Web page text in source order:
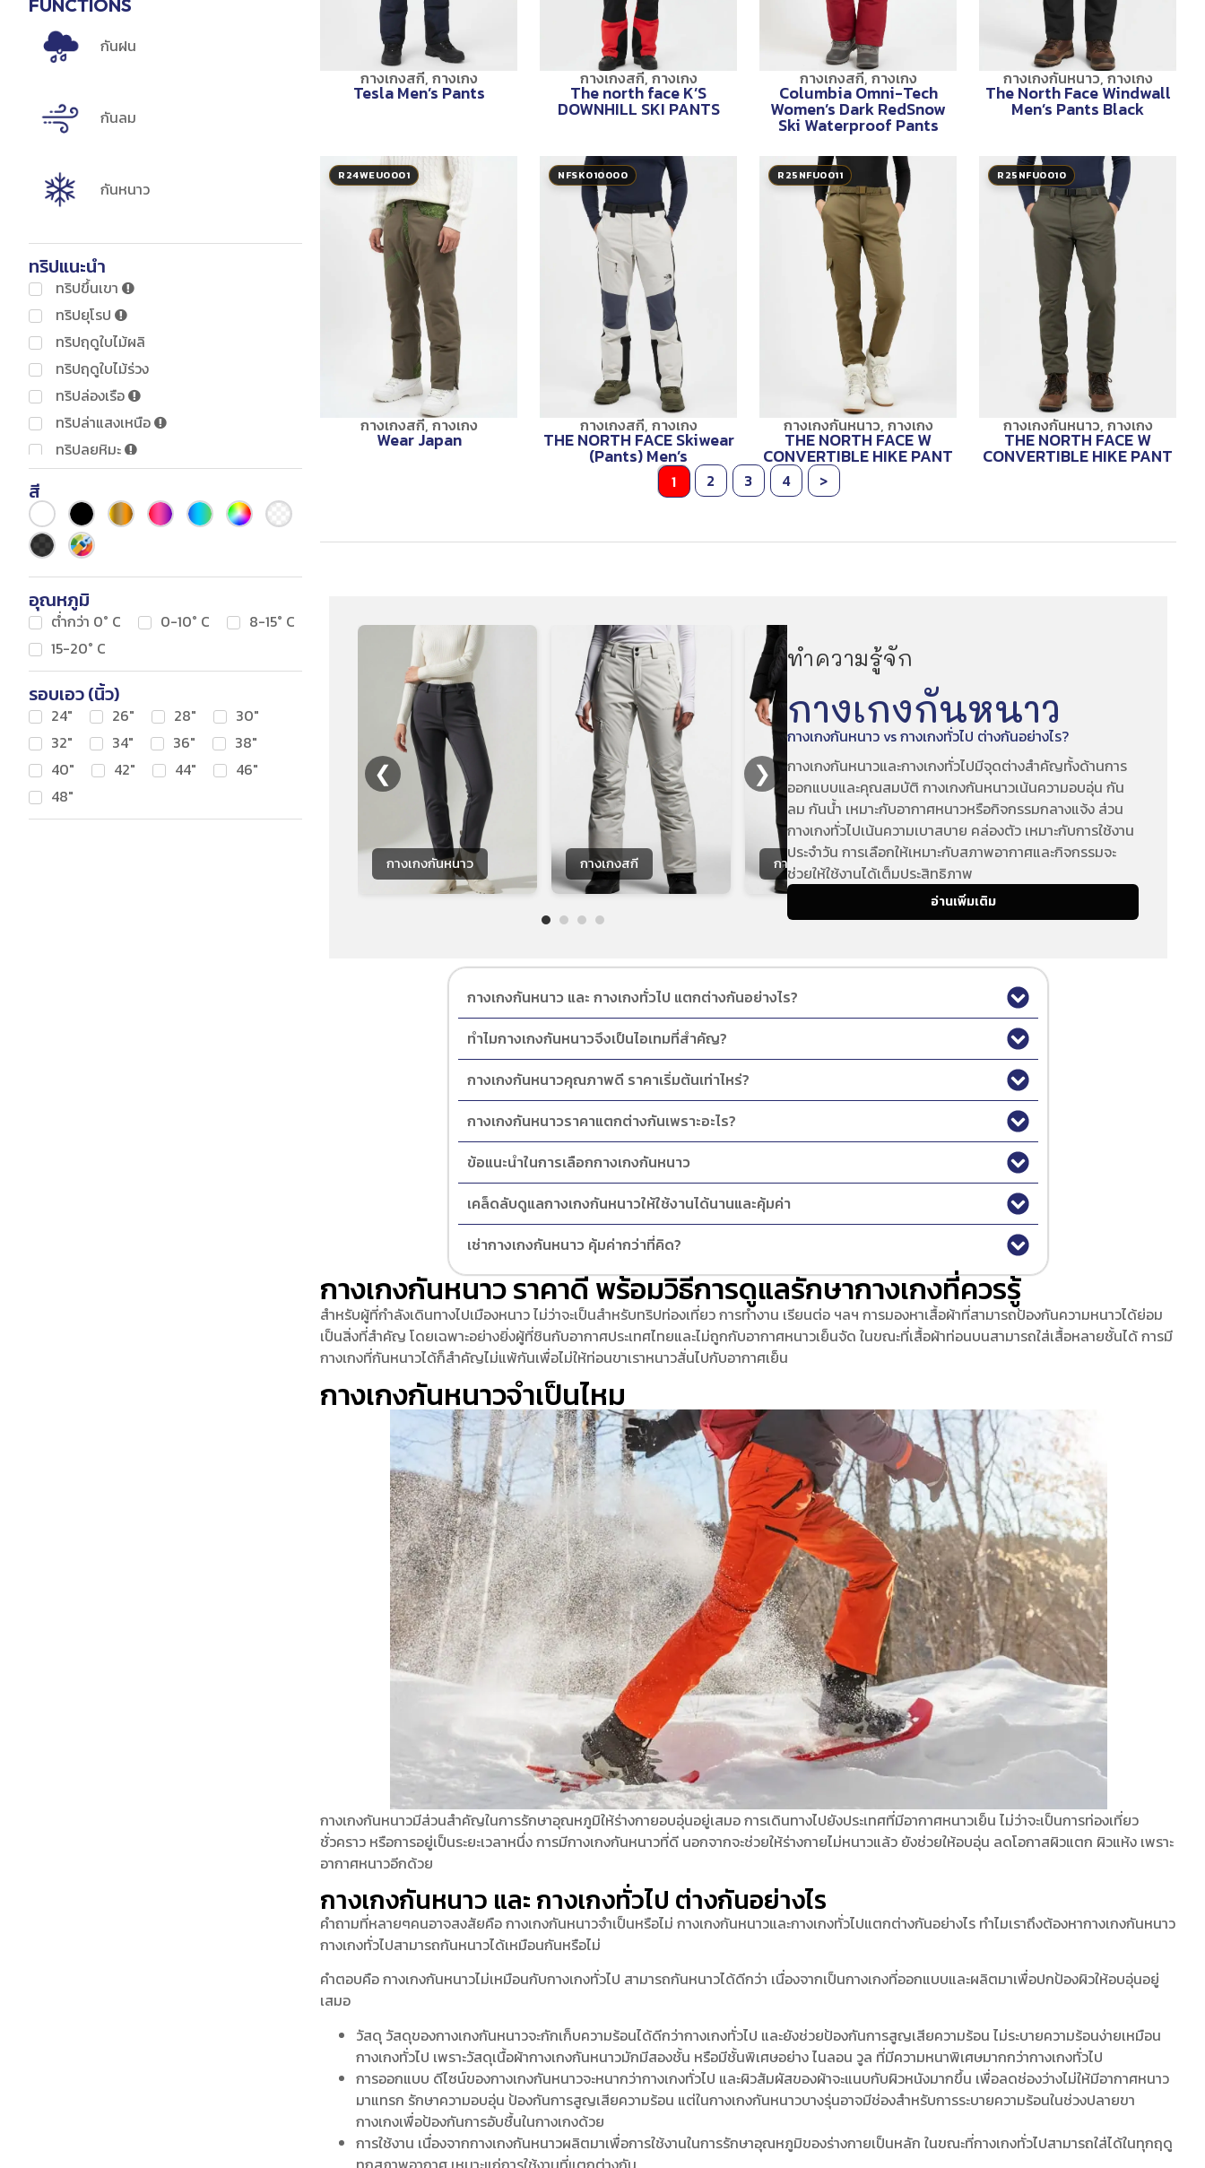
FUNCTIONS
กันฝน
กันลม
กันหนาว
ทริปแนะนำ
ทริปขึ้นเขา
ทริปยุโรป
ทริปฤดูใบไม้ผลิ
ทริปฤดูใบไม้ร่วง
ทริปล่องเรือ
ทริปล่าแสงเหนือ
ทริปลุยหิมะ
ทริปสกี
ทริปเดินป่า
ทริปแฟชั่น พอเทรด
สี
อุณหภูมิ
ต่ำกว่า 0° C 0-10° C
8-15° C
15-20° C
รอบเอว (นิ้ว)
24" 26" 28"
30"
32"
34" 36"
38"
40"
42" 44"
46"
48"
กางเกงสกี, กางเกง
Tesla Men’s Pants
กางเกงสกี,กางเกง
The north face K’S
DOWNHILL SKI PANTS
กางเกงสกี,กางเกง
Columbia Omni-Tech
Women’s Dark RedSnow
Ski Waterproof Pants
กางเกงกันหนาว,กางเกง
The North Face Windwall
Men’s Pants Black
R24WEU0001
กางเกงสกี,กางเกง
Wear Japan
NFSK010000
กางเกงสกี, กางเกง
THE NORTH FACE Skiwear
(Pants) Men’s
R25NFU0011
กางเกงกันหนาว, กางเกง
THE NORTH FACE W
CONVERTIBLE HIKE PANT
R25NFU0010
กางเกงกันหนาว, กางเกง
THE NORTH FACE W
CONVERTIBLE HIKE PANT
1 2 3 4 >
กางเกงกันหนาว กางเกงสกี กางเกงขนเป็ด กางเกงบุขน
❮ ❯
ทำความรู้จัก
กางเกงกันหนาว
กางเกงกันหนาว vs กางเกงทั่วไป ต่างกันอย่างไร?
กางเกงกันหนาวและกางเกงทั่วไปมีจุดต่างสำคัญทั้งด้านการ
ออกแบบและคุณสมบัติ กางเกงกันหนาวเน้นความอบอุ่น กัน
ลม กันน้ำ เหมาะกับอากาศหนาวหรือกิจกรรมกลางแจ้ง ส่วน
กางเกงทั่วไปเน้นความเบาสบาย คล่องตัว เหมาะกับการใช้งาน
ประจำวัน การเลือกให้เหมาะกับสภาพอากาศและกิจกรรมจะ
ช่วยให้ใช้งานได้เต็มประสิทธิภาพ
อ่านเพิ่มเติม
กางเกงกันหนาว และ กางเกงทั่วไป แตกต่างกันอย่างไร?
ทำไมกางเกงกันหนาวจึงเป็นไอเทมที่สำคัญ?
กางเกงกันหนาวคุณภาพดี ราคาเริ่มต้นเท่าไหร่?
กางเกงกันหนาวราคาแตกต่างกันเพราะอะไร?
ข้อแนะนำในการเลือกกางเกงกันหนาว
เคล็ดลับดูแลกางเกงกันหนาวให้ใช้งานได้นานและคุ้มค่า
เช่ากางเกงกันหนาว คุ้มค่ากว่าที่คิด?
กางเกงกันหนาว ราคาดี พร้อมวิธีการดูแลรักษากางเกงที่ควรรู้
สำหรับผู้ที่กำลังเดินทางไปเมืองหนาว ไม่ว่าจะเป็นสำหรับทริปท่องเที่ยว การทำงาน เรียนต่อ ฯลฯ การมองหาเสื้อผ้าที่สามารถป้องกันความหนาวได้ย่อม
เป็นสิ่งที่สำคัญ โดยเฉพาะอย่างยิ่งผู้ที่ชินกับอากาศประเทศไทยและไม่ถูกกับอากาศหนาวเย็นจัด ในขณะที่เสื้อผ้าท่อนบนสามารถใส่เสื้อหลายชั้นได้ การมี
กางเกงที่กันหนาวได้ก็สำคัญไม่แพ้กันเพื่อไม่ให้ท่อนขาเราหนาวสั่นไปกับอากาศเย็น
กางเกงกันหนาวจำเป็นไหม
กางเกงกันหนาวมีส่วนสำคัญในการรักษาอุณหภูมิให้ร่างกายอบอุ่นอยู่เสมอ การเดินทางไปยังประเทศที่มีอากาศหนาวเย็น ไม่ว่าจะเป็นการท่องเที่ยว
ชั่วคราว หรือการอยู่เป็นระยะเวลาหนึ่ง การมีกางเกงกันหนาวที่ดี นอกจากจะช่วยให้ร่างกายไม่หนาวแล้ว ยังช่วยให้อบอุ่น ลดโอกาสผิวแตก ผิวแห้ง เพราะ
อากาศหนาวอีกด้วย
กางเกงกันหนาว และ กางเกงทั่วไป ต่างกันอย่างไร
คำถามที่หลายๆคนอาจสงสัยคือ กางเกงกันหนาวจำเป็นหรือไม่ กางเกงกันหนาวและกางเกงทั่วไปแตกต่างกันอย่างไร ทำไมเราถึงต้องหากางเกงกันหนาว
กางเกงทั่วไปสามารถกันหนาวได้เหมือนกันหรือไม่
คำตอบคือ กางเกงกันหนาวไม่เหมือนกับกางเกงทั่วไป สามารถกันหนาวได้ดีกว่า เนื่องจากเป็นกางเกงที่ออกแบบและผลิตมาเพื่อปกป้องผิวให้อบอุ่นอยู่
เสมอ
วัสดุ วัสดุของกางเกงกันหนาวจะกักเก็บความร้อนได้ดีกว่ากางเกงทั่วไป และยังช่วยป้องกันการสูญเสียความร้อน ไม่ระบายความร้อนง่ายเหมือน
กางเกงทั่วไป เพราะวัสดุเนื้อผ้ากางเกงกันหนาวมักมีสองชั้น หรือมีชั้นพิเศษอย่าง ไนลอน วูล ที่มีความหนาพิเศษมากกว่ากางเกงทั่วไป
การออกแบบ ดีไซน์ของกางเกงกันหนาวจะหนากว่ากางเกงทั่วไป และผิวสัมผัสของผ้าจะแนบกับผิวหนังมากขึ้น เพื่อลดช่องว่างไม่ให้มีอากาศหนาว
มาแทรก รักษาความอบอุ่น ป้องกันการสูญเสียความร้อน แต่ในกางเกงกันหนาวบางรุ่นอาจมีช่องสำหรับการระบายความร้อนในช่วงปลายขา
กางเกงเพื่อป้องกันการอับชื้นในกางเกงด้วย
การใช้งาน เนื่องจากกางเกงกันหนาวผลิตมาเพื่อการใช้งานในการรักษาอุณหภูมิของร่างกายเป็นหลัก ในขณะที่กางเกงทั่วไปสามารถใส่ได้ในทุกฤดู